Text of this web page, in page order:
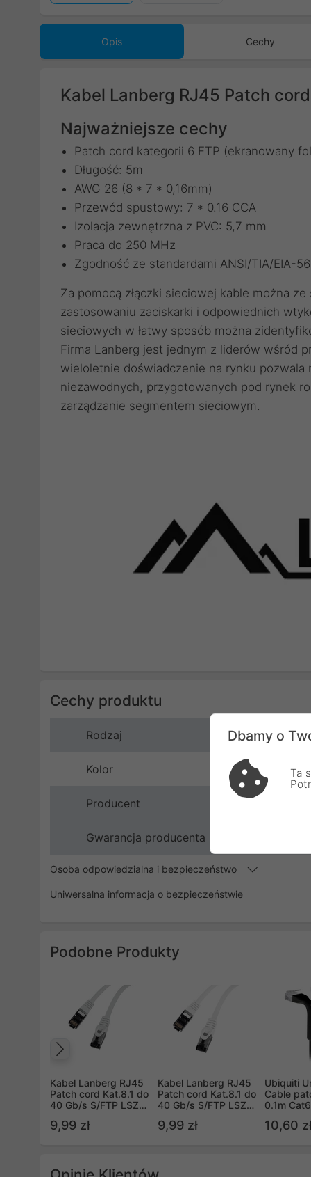
Opis Cechy
Kabel Lanberg RJ45 Patch
Najważniejsze cechy
Patch cord kategorii 6 FTP (ekranowany
Długość: 5m
AWG 26 (8 * 7 * 0,16mm)
Przewód spustowy: 7 * 0.16 CCA
Izolacja zewnętrzna z PVC: 5,7 mm
Praca do 250 MHz
Zgodność ze standardami ANSI/TIA/EIA-
Za pomocą złączki sieciowej kable można ze
zastosowaniu zaciskarki i odpowiednich
sieciowych w łatwy sposób można
Firma Lanberg jest jednym z liderów wśród
wieloletnie doświadczenie na rynku
niezawodnych, przygotowanych pod rynek
zarządzanie segmentem sieciowym.
Cechy produktu
Rodzaj
Kolor
Producent
Gwarancja producenta
Osoba odpowiedzialna i bezpieczeństwo
Uniwersalna informacja o bezpieczeństwie
Podobne Produkty
Kabel Lanberg RJ45
Patch cord Kat.8.1 do
40 Gb/s S/FTP LSZH
Passed (PCF8-10CU-
9,99 zł
Kabel Lanberg RJ45
Patch cord Kat.8.1 do
40 Gb/s S/FTP LSZH
Passed
9,99 zł
Ubiquiti
Cable
0.1m
BK
10,60
Dbamy o
Ta